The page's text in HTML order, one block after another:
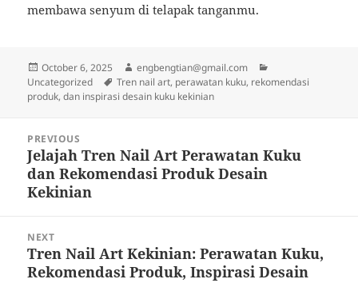
membawa senyum di telapak tanganmu.
Posted
on
October 6, 2025 Author
engbengtian@gmail.com
Uncategorized
Tags
Tren nail art, perawatan kuku, rekomendasi
produk, dan inspirasi desain kuku kekinian
navigation
PREVIOUS
Previous
post:
Jelajah Tren Nail Art Perawatan Kuku
dan Rekomendasi Produk Desain
Kekinian
NEXT
Next
post:
Tren Nail Art Kekinian: Perawatan Kuku,
Rekomendasi Produk, Inspirasi Desain